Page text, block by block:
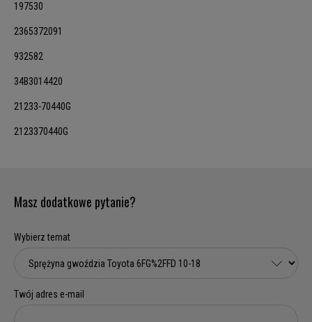
197530
2365372091
932582
34B3014420
21233-70440G
2123370440G
Masz dodatkowe pytanie?